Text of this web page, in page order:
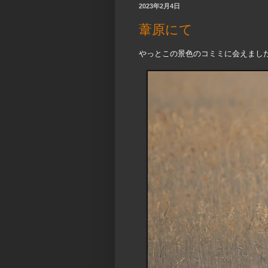
2023年2月4日
葦原にて
やっとこの景色のコミミに会えまし